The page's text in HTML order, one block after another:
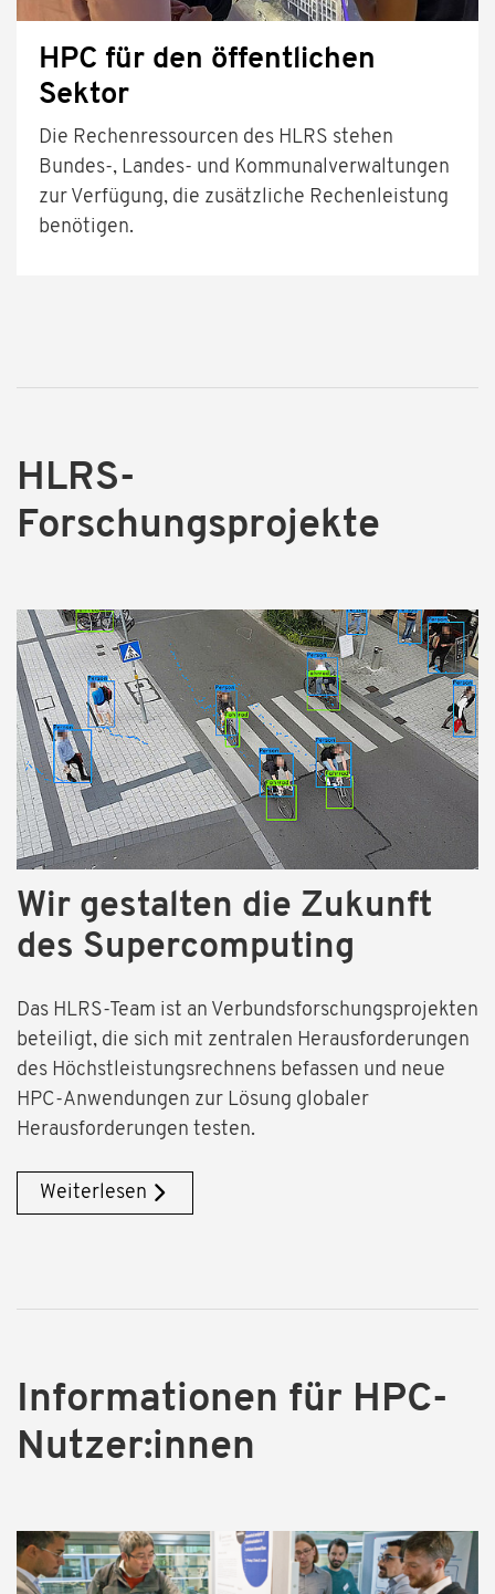
HPC für den öffentlichen
Sektor
Die Rechenressourcen des HLRS stehen
Bundes-, Landes- und Kommunalverwaltungen
zur Verfügung, die zusätzliche Rechenleistung
benötigen.
HLRS-
Forschungsprojekte
Wir gestalten die Zukunft
des Supercomputing
Das HLRS-Team ist an Verbundsforschungsprojekten
beteiligt, die sich mit zentralen Herausforderungen
des Höchstleistungsrechnens befassen und neue
HPC-Anwendungen zur Lösung globaler
Herausforderungen testen.
Weiterlesen
Informationen für HPC-
Nutzer:innen